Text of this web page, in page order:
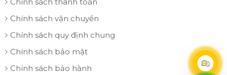
Chính sách vận chuyển
Chính sách quy định chung
Chính sách bảo mật
Chính sách bảo hành